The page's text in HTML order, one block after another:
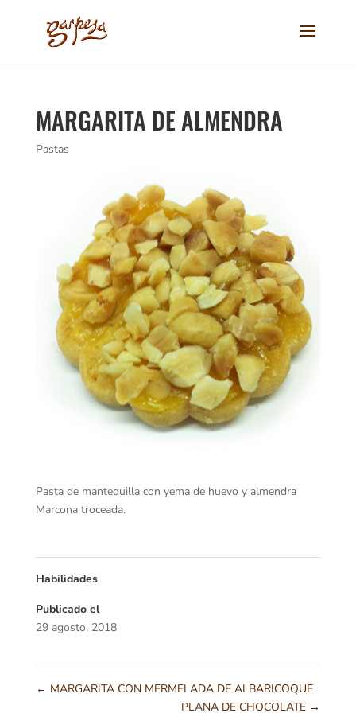
MARGARITA DE ALMENDRA
Pastas
Pasta de mantequilla con yema de huevo y almendra
Marcona troceada.
Habilidades
Publicado el
29 agosto, 2018
← MARGARITA CON MERMELADA DE ALBARICOQUE
PLANA DE CHOCOLATE →